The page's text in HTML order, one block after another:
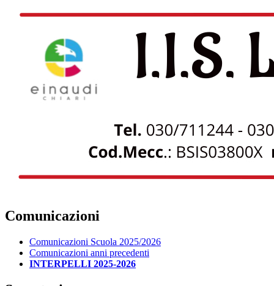
Comunicazioni
Comunicazioni Scuola 2025/2026
Comunicazioni anni precedenti
INTERPELLI 2025-2026